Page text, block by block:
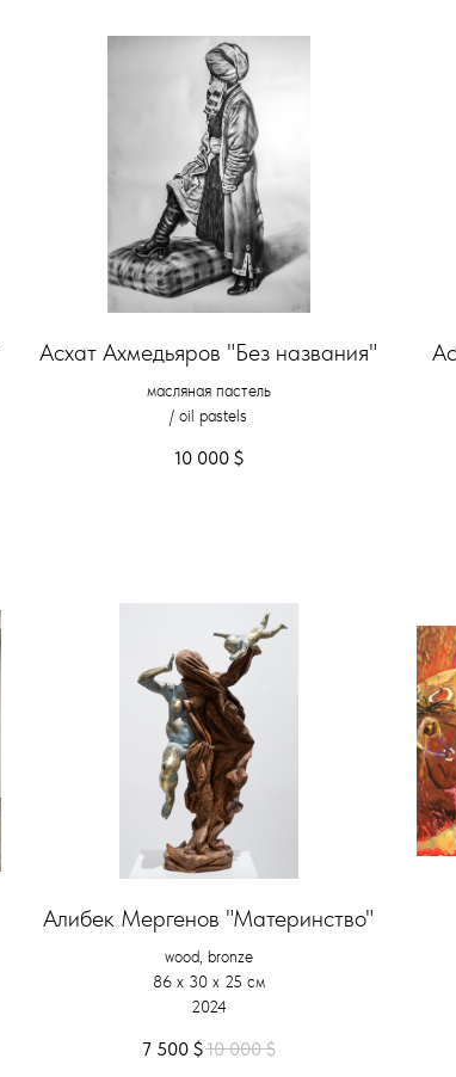
Асхат Ахмедьяров "Без названия"
масляная пастель
/ oil pastels
10 000 $
Алибек Мергенов "Материнство"
wood, bronze
86 х 30 х 25 см
2024
7 500 $10 000 $